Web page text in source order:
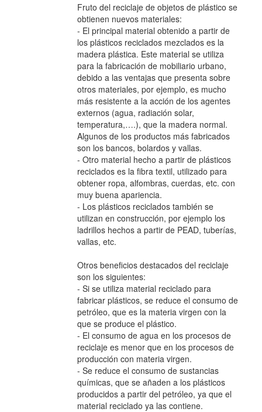
Fruto del reciclaje de objetos de plástico se
obtienen nuevos materiales:
- El principal material obtenido a partir de
los plásticos reciclados mezclados es la
madera plástica. Este material se utiliza
para la fabricación de mobiliario urbano,
debido a las ventajas que presenta sobre
otros materiales, por ejemplo, es mucho
más resistente a la acción de los agentes
externos (agua, radiación solar,
temperatura,….), que la madera normal.
Algunos de los productos más fabricados
son los bancos, bolardos y vallas.
- Otro material hecho a partir de plásticos
reciclados es la fibra textil, utilizado para
obtener ropa, alfombras, cuerdas, etc. con
muy buena apariencia.
- Los plásticos reciclados también se
utilizan en construcción, por ejemplo los
ladrillos hechos a partir de PEAD, tuberías,
vallas, etc.
Otros beneficios destacados del reciclaje
son los siguientes:
- Si se utiliza material reciclado para
fabricar plásticos, se reduce el consumo de
petróleo, que es la materia virgen con la
que se produce el plástico.
- El consumo de agua en los procesos de
reciclaje es menor que en los procesos de
producción con materia virgen.
- Se reduce el consumo de sustancias
químicas, que se añaden a los plásticos
producidos a partir del petróleo, ya que el
material reciclado ya las contiene.